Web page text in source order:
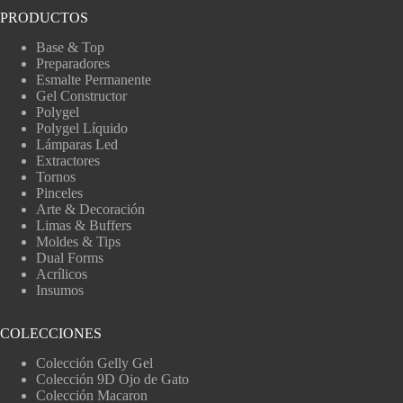
PRODUCTOS
Base & Top
Preparadores
Esmalte Permanente
Gel Constructor
Polygel
Polygel Líquido
Lámparas Led
Extractores
Tornos
Pinceles
Arte & Decoración
Limas & Buffers
Moldes & Tips
Dual Forms
Acrílicos
Insumos
COLECCIONES
Colección Gelly Gel
Colección 9D Ojo de Gato
Colección Macaron